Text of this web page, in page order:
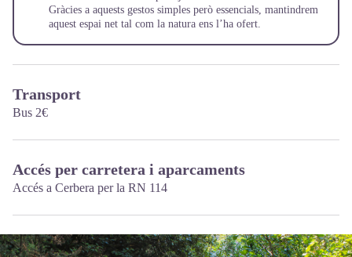
Gràcies a aquests gestos simples però essencials, mantindrem
aquest espai net tal com la natura ens l’ha ofert.
Transport
Bus 2€
Accés per carretera i aparcaments
Accés a Cerbera per la RN 114